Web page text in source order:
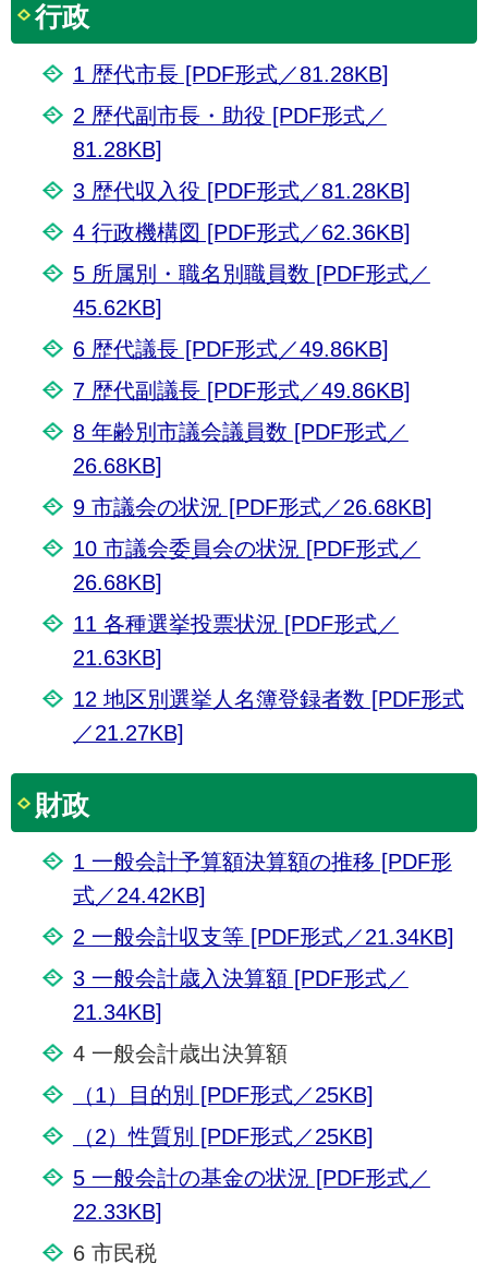
行政
1 歴代市長 [PDF形式／81.28KB]
2 歴代副市長・助役 [PDF形式／
81.28KB]
3 歴代収入役 [PDF形式／81.28KB]
4 行政機構図 [PDF形式／62.36KB]
5 所属別・職名別職員数 [PDF形式／
45.62KB]
6 歴代議長 [PDF形式／49.86KB]
7 歴代副議長 [PDF形式／49.86KB]
8 年齢別市議会議員数 [PDF形式／
26.68KB]
9 市議会の状況 [PDF形式／26.68KB]
10 市議会委員会の状況 [PDF形式／
26.68KB]
11 各種選挙投票状況 [PDF形式／
21.63KB]
12 地区別選挙人名簿登録者数 [PDF形式
／21.27KB]
財政
1 一般会計予算額決算額の推移 [PDF形
式／24.42KB]
2 一般会計収支等 [PDF形式／21.34KB]
3 一般会計歳入決算額 [PDF形式／
21.34KB]
4 一般会計歳出決算額
（1）目的別 [PDF形式／25KB]
（2）性質別 [PDF形式／25KB]
5 一般会計の基金の状況 [PDF形式／
22.33KB]
6 市民税